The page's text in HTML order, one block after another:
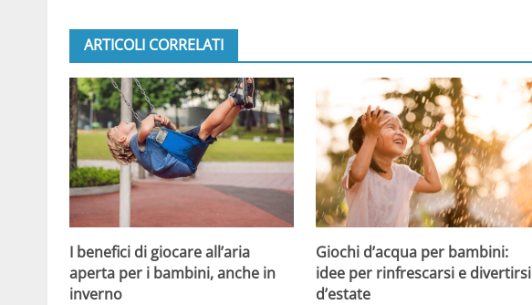
ARTICOLI CORRELATI
I benefici di giocare all’aria
aperta per i bambini, anche in
inverno
Giochi d’acqua per bambini:
idee per rinfrescarsi e divertirsi
d’estate